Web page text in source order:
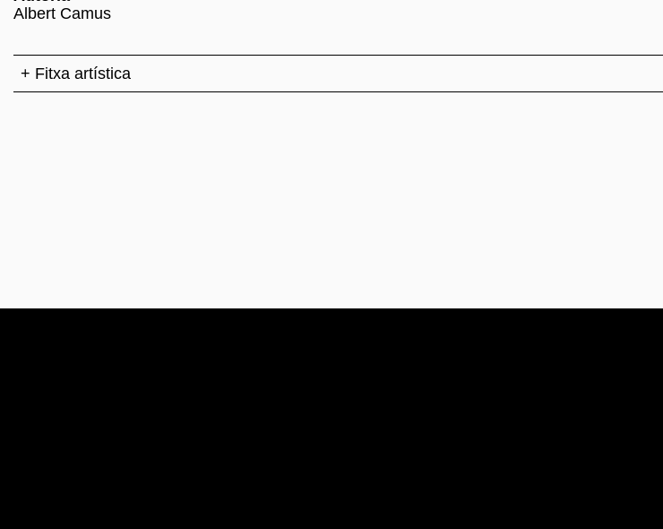
Albert Camus
+ Fitxa artística